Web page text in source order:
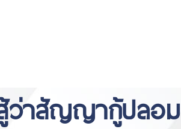
าสัญญากู้ปลอม